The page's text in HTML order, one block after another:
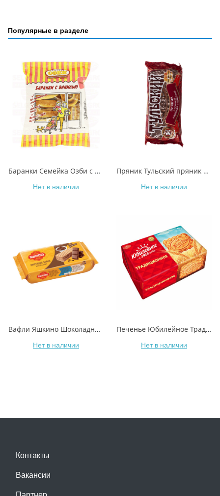
Популярные в разделе
Баранки Семейка Озби с ванилью 300 г
Нет в наличии
Пряник Тульский пряник с начинкой вареная сгущенка 140 г
Нет в наличии
Вафли Яшкино Шоколадные 300 г
Нет в наличии
Печенье Юбилейное Традиционное сахарное витаминизированное 313 г
Нет в наличии
Контакты
Вакансии